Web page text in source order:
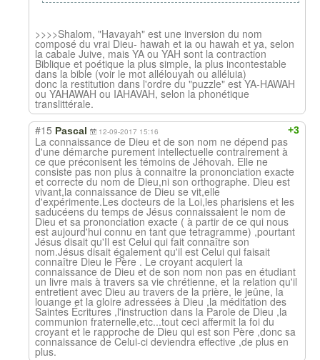
>>>>Shalom, "Havayah" est une inversion du nom
composé du vrai Dieu- hawah et ia ou hawah et ya, selon
la cabale Juive, mais YA ou YAH sont la contraction
Biblique et poétique la plus simple, la plus incontestable
dans la bible (voir le mot allélouyah ou alléluia)
donc la restitution dans l'ordre du "puzzle" est YA-HAWAH
ou YAHAWAH ou IAHAVAH, selon la phonétique
translittérale.
+3
#15 Pascal 12-09-2017 15:16
La connaissance de Dieu et de son nom ne dépend pas
d'une démarche purement intellectuelle contrairement à
ce que préconisent les témoins de Jéhovah. Elle ne
consiste pas non plus à connaitre la prononciation exacte
et correcte du nom de Dieu,ni son orthographe. Dieu est
vivant,la connaissance de Dieu se vit,elle
d'expérimente.Les docteurs de la Loi,les pharisiens et les
saducéens du temps de Jésus connaissaient le nom de
Dieu et sa prononciation exacte ( à partir de ce qui nous
est aujourd'hui connu en tant que tetragramme) ,pourtant
Jésus disait qu'Il est Celui qui fait connaître son
nom.Jésus disait également qu'il est Celui qui faisait
connaître Dieu le Père . Le croyant acquiert la
connaissance de Dieu et de son nom non pas en étudiant
un livre mais à travers sa vie chrétienne, et la relation qu'il
entretient avec Dieu au travers de la prière, le jeûne, la
louange et la gloire adressées à Dieu ,la méditation des
Saintes Écritures ,l'instruction dans la Parole de Dieu ,la
communion fraternelle,etc...tout ceci affermit la foi du
croyant et le rapproche de Dieu qui est son Père ,donc sa
connaissance de Celui-ci deviendra effective ,de plus en
plus.